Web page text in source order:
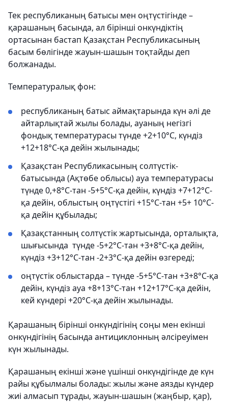
Тек республиканың батысы мен оңтүстігінде –
қарашаның басында, ал бірінші онкүндіктің
ортасынан бастап Қазақстан Республикасының
басым бөлігінде жауын-шашын тоқтайды деп
болжанады.
Температуралық фон:
республиканың батыс аймақтарында күн әлі де
айтарлықтай жылы болады, ауаның негізгі
фондық температурасы түнде +2+10°C, күндіз
+12+18°C-қа дейін жылынады;
Қазақстан Республикасының солтүстік-
батысында (Ақтөбе облысы) ауа температурасы
түнде 0,+8°С-тан -5+5°С-қа дейін, күндіз +7+12°С-
қа дейін, облыстың оңтүстігі +15°С-тан +5+ 10°С-
қа дейін құбылады;
Қазақстанның солтүстік жартысында, орталықта,
шығысында түнде -5+2°С-тан +3+8°С-қа дейін,
күндіз +3+12°С-тан -2+3°С-қа дейін өзгереді;
оңтүстік облыстарда – түнде -5+5°С-тан +3+8°С-қа
дейін, күндіз ауа +8+13°С-тан +12+17°С-қа дейін,
кей күндері +20°С-қа дейін жылынады.
Қарашаның бірінші онкүндігінің соңы мен екінші
онкүндігінің басында антициклонның әлсіреуімен
күн жылынады.
Қарашаның екінші және үшінші онкүндігінде де күн
райы құбылмалы болады: жылы және аязды күндер
жиі алмасып тұрады, жауын-шашын (жаңбыр, қар),